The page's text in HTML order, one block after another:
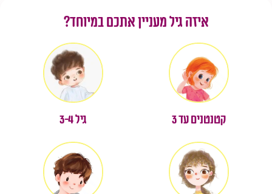
איזה גיל מעניין אתכם במיוחד?
קטנטנים עד 3 גיל 3-4